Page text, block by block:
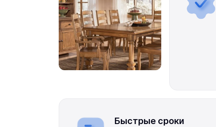
Быстрые сроки